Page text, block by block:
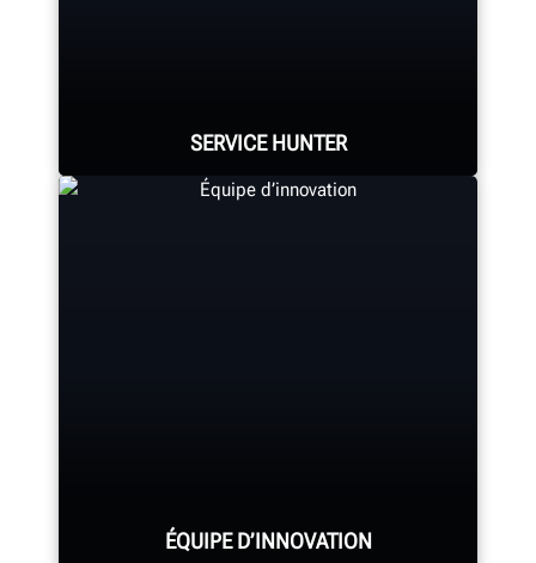
DÉCOUVREZ LES ÉQUILIBREURS HUNTER
SERVICE HUNTER
ÉQUIPE D’INNOVATION